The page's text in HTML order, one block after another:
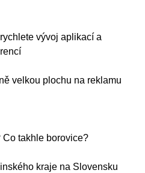
vývoj aplikací a
velkou plochu na reklamu
Co takhle borovice?
kraje na Slovensku